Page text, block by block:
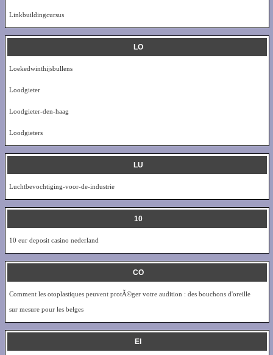
Linkbuildingcursus
LO
Loekedwinthijsbullens
Loodgieter
Loodgieter-den-haag
Loodgieters
LU
Luchtbevochtiging-voor-de-industrie
10
10 eur deposit casino nederland
CO
Comment les otoplastiques peuvent protÃ©ger votre audition : des bouchons d'oreille
sur mesure pour les belges
EI